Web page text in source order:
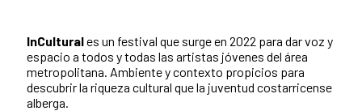
InCulturales un festival que surge en 2022 para dar voz y
espacio a todos y todas las artistas jóvenes del área
metropolitana. Ambiente y contexto propicios para
descubrir la riqueza cultural que la juventud costarricense
alberga.